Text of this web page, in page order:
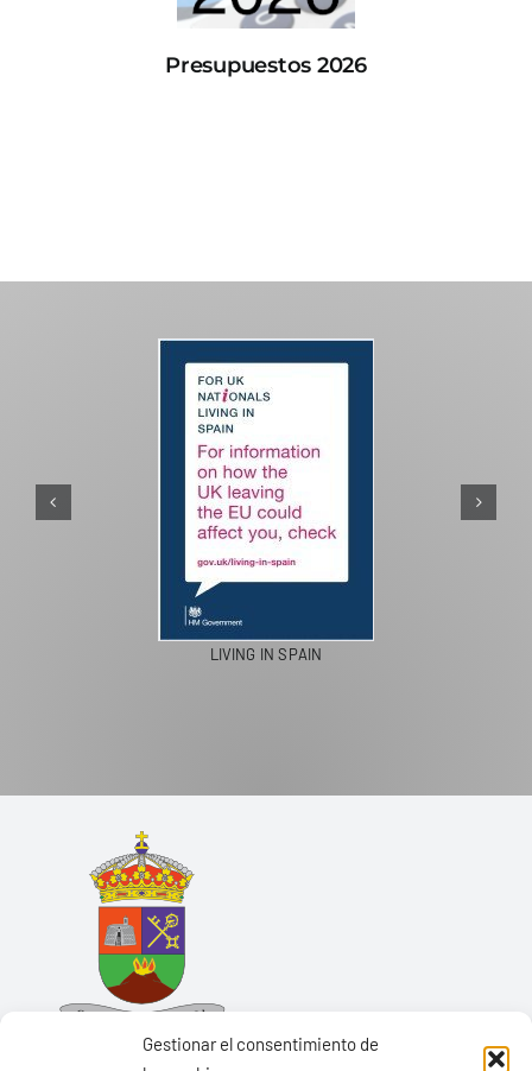
Gestionar el consentimiento de
Presupuestos 2026
LIVING IN SPAIN